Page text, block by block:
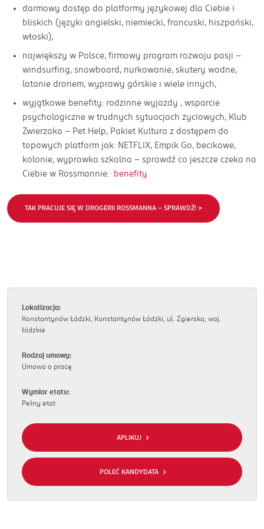
darmowy dostęp do platformy językowej dla Ciebie i
bliskich (języki angielski, niemiecki, francuski, hiszpański,
włoski),
największy w Polsce, firmowy program rozwoju pasji –
windsurfing, snowboard, nurkowanie, skutery wodne,
latanie dronem, wyprawy górskie i wiele innych,
wyjątkowe benefity: rodzinne wyjazdy , wsparcie
psychologiczne w trudnych sytuacjach życiowych, Klub
Zwierzaka – Pet Help, Pakiet Kultura z dostępem do
topowych platform jak: NETFLIX, Empik Go, becikowe,
kolonie, wyprawka szkolna – sprawdź co jeszcze czeka na
Ciebie w Rossmannie: benefity
TAK PRACUJE SIĘ W DROGERII ROSSMANNA - SPRAWDŹ! >
Lokalizacja:
Konstantynów Łódzki, Konstantynów Łódzki, ul. Zgierska, woj.
łódzkie
Rodzaj umowy:
Umowa o pracę
Wymiar etatu:
Pełny etat
APLIKUJ
POLEĆ KANDYDATA